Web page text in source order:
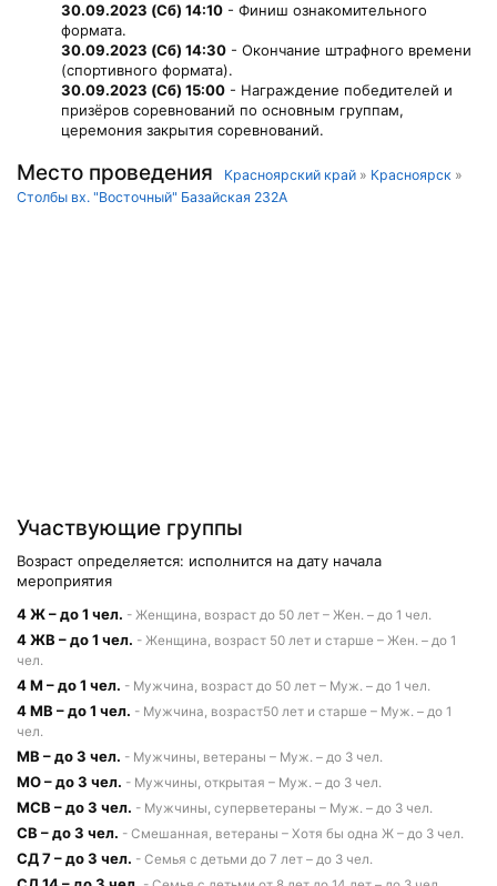
30.09.2023 (Сб) 14:10 - Финиш ознакомительного
формата.
30.09.2023 (Сб) 14:30 - Окончание штрафного времени
(спортивного формата).
30.09.2023 (Сб) 15:00 - Награждение победителей и
призёров соревнований по основным группам,
церемония закрытия соревнований.
Место проведения Красноярский край » Красноярск »
Столбы вх. "Восточный" Базайская 232А
Участвующие группы
Возраст определяется: исполнится на дату начала
мероприятия
4 Ж – до 1 чел. - Женщина, возраст до 50 лет – Жен. – до 1 чел.
4 ЖВ – до 1 чел. - Женщина, возраст 50 лет и старше – Жен. – до 1
чел.
4 М – до 1 чел. - Мужчина, возраст до 50 лет – Муж. – до 1 чел.
4 МВ – до 1 чел. - Мужчина, возраст50 лет и старше – Муж. – до 1
чел.
МВ – до 3 чел. - Мужчины, ветераны – Муж. – до 3 чел.
МО – до 3 чел. - Мужчины, открытая – Муж. – до 3 чел.
МСВ – до 3 чел. - Мужчины, суперветераны – Муж. – до 3 чел.
СВ – до 3 чел. - Смешанная, ветераны – Хотя бы одна Ж – до 3 чел.
СД 7 – до 3 чел. - Семья с детьми до 7 лет – до 3 чел.